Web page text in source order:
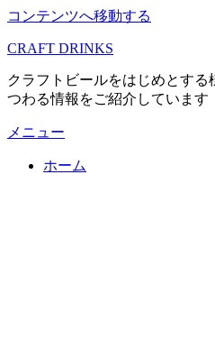
コンテンツへ移動する
CRAFT DRINKS
クラフトビールをはじめとする
つわる情報をご紹介しています
メニュー
ホーム